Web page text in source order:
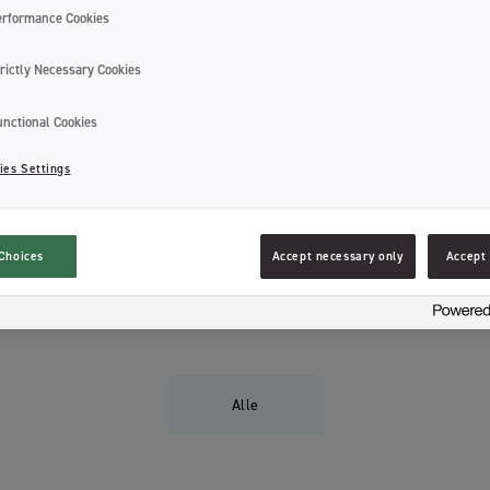
Munnhelse
Alle
Cookies
Necessary Cookies
Cookies
Settings
Accept necessary only